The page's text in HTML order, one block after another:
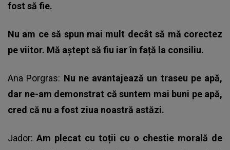
fost să fie.
Nu am ce să spun mai mult decât să mă corectez
pe viitor. Mă aștept să fiu iar în față la consiliu.
Ana Porgras: Nu ne avantajează un traseu pe apă,
dar ne-am demonstrat că suntem mai buni pe apă,
cred că nu a fost ziua noastră astăzi.
Jador: Am plecat cu toții cu o chestie morală de